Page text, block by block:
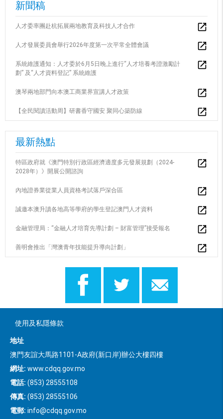
新聞稿
人才委率團赴杭拓展兩地教育及科技人才合作
人才發展委員會舉行2026年度第一次平常全體會議
系統維護通知：人才委於6月5日晚上進行“人才培養考證激勵計
劃” 及“人才資料登記” 系統維護
澳琴兩地部門向本澳工商業界宣講人才政策
【全民閱讀活動周】研書香守國安 聚同心築防線
最新熱點
特區政府就《澳門特別行政區經濟適度多元發展規劃（2024-
2028年）》開展公開諮詢
內地證券業從業人員資格考試落戶深合區
誠邀本澳升讀各地高等學府的學生登記澳門人才資料
金融管理局：“金融人才培育先導計劃 – 財富管理”接受報名
善明會推出「灣澳青年技能提升導向計劃」
使用及私隱條款
地址
澳門友誼大馬路1101-A政府(新口岸)辦公大樓四樓
網址: www.cdqq.gov.mo
電話: (853) 28555108
傳真: (853) 28555106
電郵: info@cdqq.gov.mo